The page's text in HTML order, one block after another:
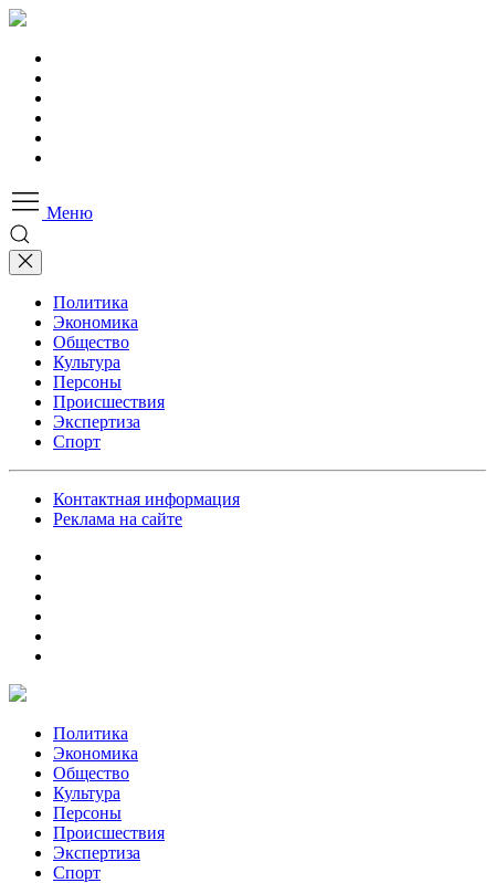
Меню
Политика
Экономика
Общество
Культура
Персоны
Происшествия
Экспертиза
Спорт
Контактная информация
Реклама на сайте
Политика
Экономика
Общество
Культура
Персоны
Происшествия
Экспертиза
Спорт